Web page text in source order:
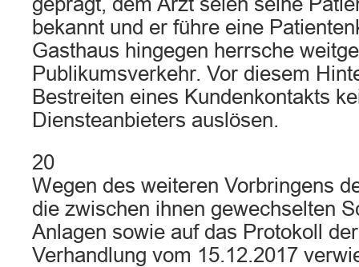
bekannt und er führe eine
Gasthaus hingegen herrsche
Publikumsverkehr. Vor diesem
Bestreiten eines Kundenkontakts
Diensteanbieters auslösen.
20
Wegen des weiteren Vorbringens
die zwischen ihnen gewechselten
Anlagen sowie auf das Protokoll
Verhandlung vom 15.12.2017